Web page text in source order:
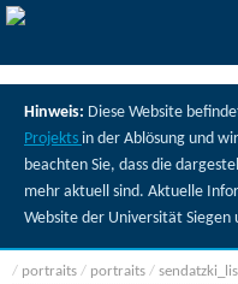
Hinweis: Diese Website
Projekts in der Ablösung und
beachten Sie, dass die
mehr aktuell sind. Aktuelle
Website der Universität Siegen
/ portraits / portraits /